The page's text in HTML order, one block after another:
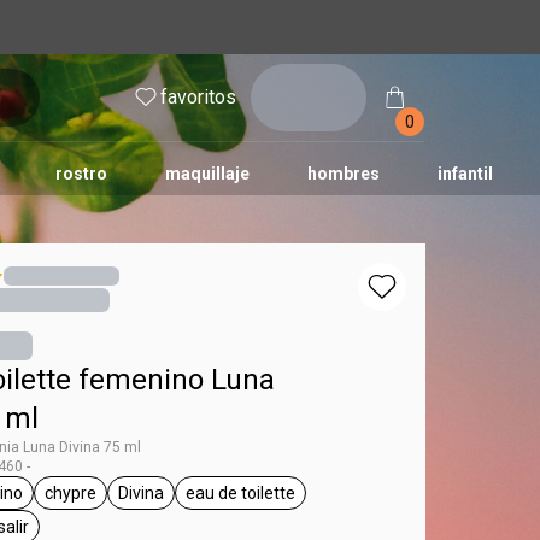
favoritos
0
rostro maquillaje hombres infantil
femenino Luna
Luna Divina 75 ml
-
femenino
etiqueta chypre
chypre
etiqueta Divina
Divina
etiqueta eau de toilette
eau de toilette